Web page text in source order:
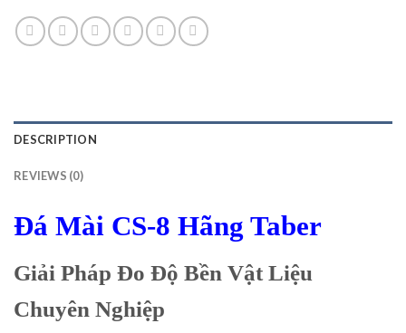
DESCRIPTION
REVIEWS (0)
Đá Mài CS-8 Hãng Taber
Giải Pháp Đo Độ Bền Vật Liệu
Chuyên Nghiệp